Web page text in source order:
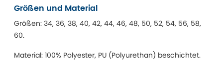
Größen und Material
Größen: 34, 36, 38, 40, 42, 44, 46, 48, 50, 52, 54, 56, 58,
60.
Material: 100% Polyester, PU (Polyurethan) beschichtet.